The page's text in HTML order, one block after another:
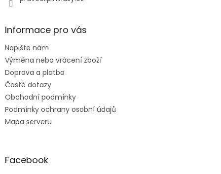
Informace pro vás
Napište nám
Výměna nebo vrácení zboží
Doprava a platba
Časté dotazy
Obchodní podmínky
Podmínky ochrany osobní údajů
Mapa serveru
Facebook